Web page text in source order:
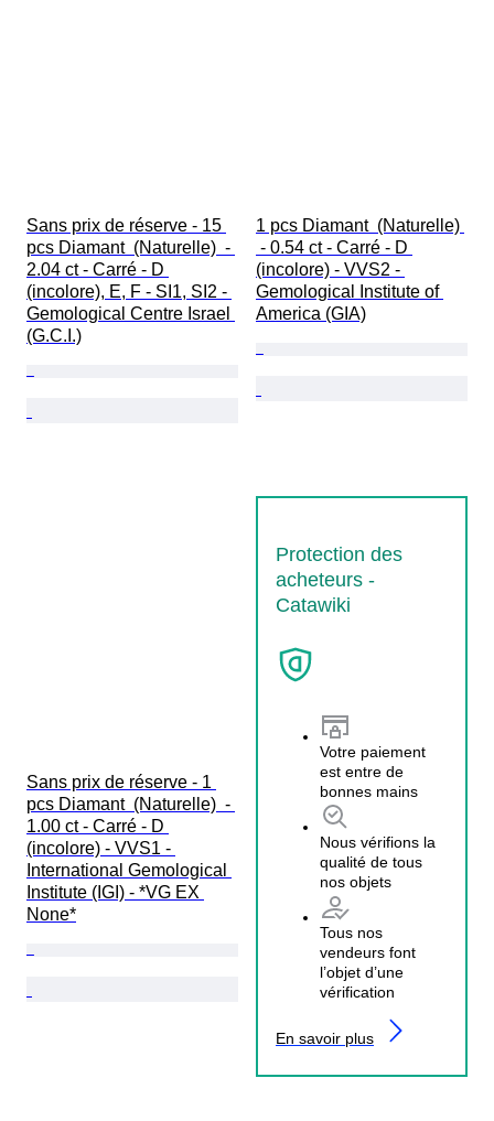
Sans prix de réserve - 15
pcs Diamant  (Naturelle)  -
2.04 ct - Carré - D
(incolore), E, F - SI1, SI2 -
Gemological Centre Israel
(G.C.I.)
1 pcs Diamant  (Naturelle)
- 0.54 ct - Carré - D
(incolore) - VVS2 -
Gemological Institute of
America (GIA)
Sans prix de réserve - 1
pcs Diamant  (Naturelle)  -
1.00 ct - Carré - D
(incolore) - VVS1 -
International Gemological
Institute (IGI) - *VG EX
None*
Protection des
acheteurs -
Catawiki
Votre paiement
est entre de
bonnes mains
Nous vérifions la
qualité de tous
nos objets
Tous nos
vendeurs font
l’objet d’une
vérification
En savoir plus